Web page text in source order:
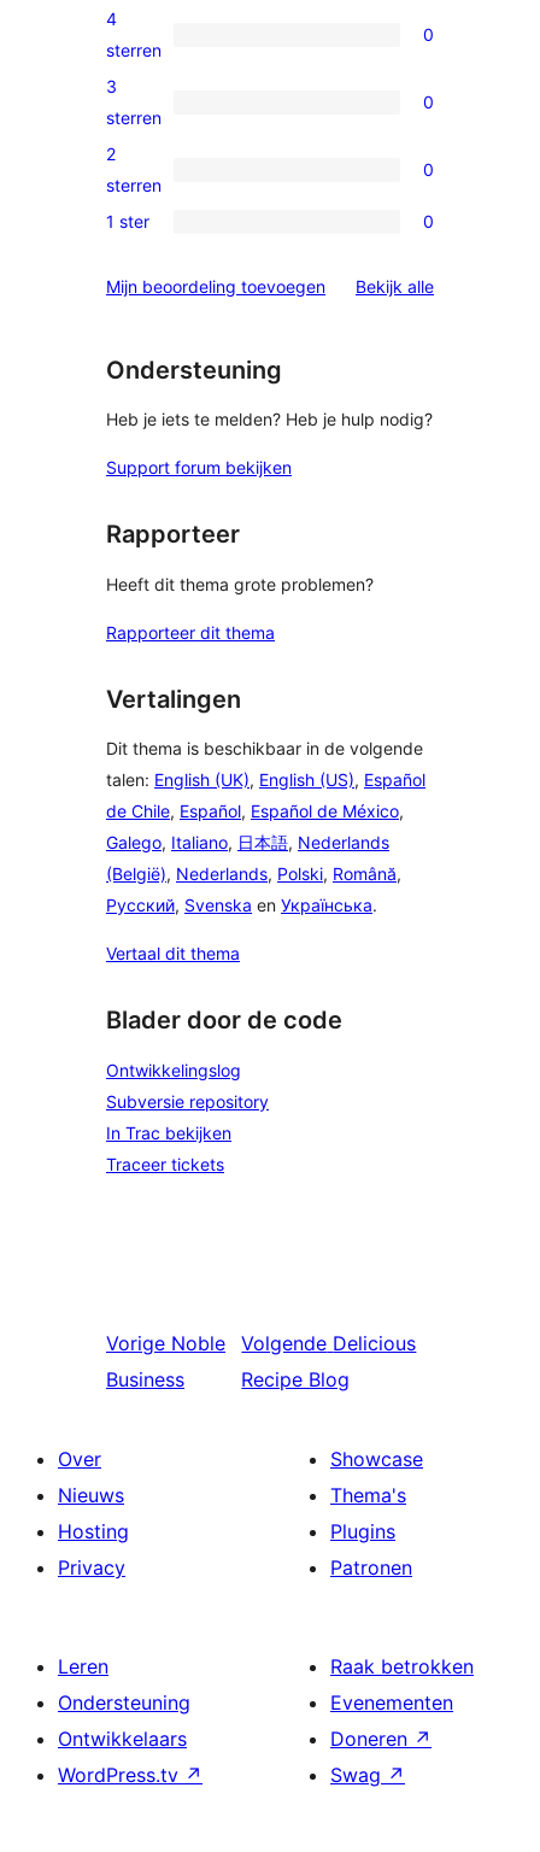
5
ster
0
4
sterren
4
sterren
0
0
3
sterren
3
sterren
0
0
2
beoordelingen
2
sterren
0
0
sterren
1 ster 0
Mijn beoordeling toevoegen Bekijk alle
Ondersteuning
Heb je iets te melden? Heb je hulp nodig?
Support forum bekijken
Rapporteer
Heeft dit thema grote problemen?
Rapporteer dit thema
Vertalingen
Dit thema is beschikbaar in de volgende
talen: English (UK), English (US), Español
de Chile, Español, Español de México,
Galego, Italiano, 日本語, Nederlands
(België), Nederlands, Polski, Română,
Русский, Svenska en Українська.
Vertaal dit thema
Blader door de code
Ontwikkelingslog
Subversie repository
In Trac bekijken
Traceer tickets
Vorige Noble
Business
Volgende Delicious
Recipe Blog
Over
Nieuws
Hosting
Privacy
Showcase
Thema's
Plugins
Patronen
Leren
Ondersteuning
Ontwikkelaars
WordPress.tv ↗
Raak betrokken
Evenementen
Doneren ↗
Swag ↗